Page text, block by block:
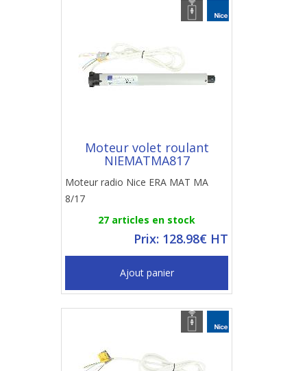
Moteur volet roulant
NIEMATMA817
Moteur radio Nice ERA MAT MA
8/17
27 articles en stock
Prix: 128.98€ HT
Ajout panier